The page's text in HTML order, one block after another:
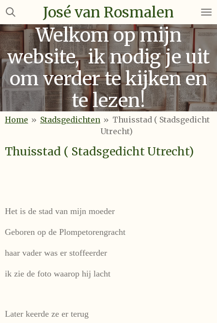
Ga
naar
de
hoofdinhoud
José van Rosmalen
Welkom op mijn
website, ik nodig je uit
om verder te kijken en
te lezen!
Home » Stadsgedichten » Thuisstad ( Stadsgedicht
Utrecht)
Thuisstad ( Stadsgedicht Utrecht)
Het is de stad van mijn moeder
Geboren op de Plompetorengracht
haar vader was er stoffeerder
ik zie de foto waarop hij lacht
Later keerde ze er terug